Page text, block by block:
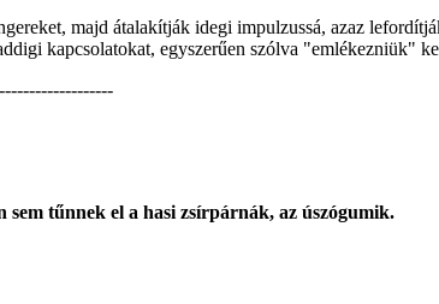
majd átalakítják idegi impulzussá, azaz
kapcsolatokat, egyszerűen szólva "emlékezniük"
tűnnek el a hasi zsírpárnák, az úszógumik.